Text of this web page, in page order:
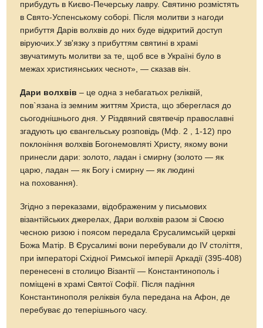
прибудуть в Києво-Печерську лавру. Святиню розмістять
в Свято-Успенському соборі. Після молитви з нагоди
прибуття Дарів волхвів до них буде відкритий доступ
віруючих.У зв'язку з прибуттям святині в храмі
звучатимуть молитви за те, щоб все в Україні було в
межах християнських чеснот», — сказав він.
Дари волхвів – це одна з небагатьох реліквій,
пов`язана із земним життям Христа, що збереглася до
сьогоднішнього дня. У Різдвяний святвечір православні
згадують цю євангельську розповідь (Мф. 2 , 1-12) про
поклоніння волхвів Богонемовляті Христу, якому вони
принесли дари: золото, ладан і смирну (золото — як
царю, ладан — як Богу і смирну — як людині
на поховання).
Згідно з переказами, відображеним у письмових
візантійських джерелах, Дари волхвів разом зі Своєю
чесною ризою і поясом передала Єрусалимській церкві
Божа Матір. В Єрусалимі вони перебували до IV століття,
при імператорі Східної Римської імперії Аркадії (395-408)
перенесені в столицю Візантії — Константинополь і
поміщені в храмі Святої Софії. Після падіння
Константинополя реліквія була передана на Афон, де
перебуває до теперішнього часу.